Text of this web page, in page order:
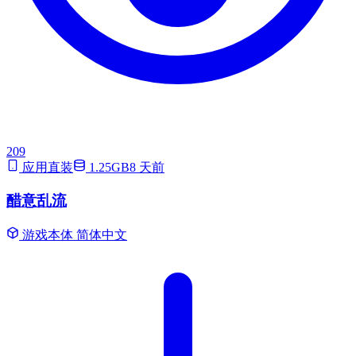
209
应用直装
1.25GB8 天前
醋意乱流
游戏本体 简体中文